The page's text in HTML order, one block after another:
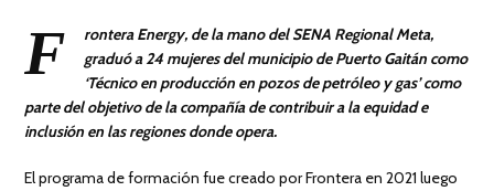
F
rontera Energy, de la mano del SENA Regional Meta,
graduó a 24 mujeres del municipio de Puerto Gaitán como
‘Técnico en producción en pozos de petróleo y gas’ como
parte del objetivo de la compañía de contribuir a la equidad e
inclusión en las regiones donde opera.
El programa de formación fue creado por Frontera en 2021 luego